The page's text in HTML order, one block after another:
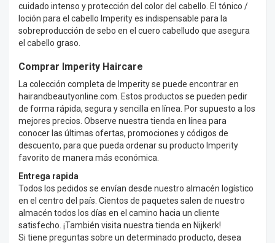
cuidado intenso y protección del color del cabello. El tónico /
loción para el cabello Imperity es indispensable para la
sobreproducción de sebo en el cuero cabelludo que asegura
el cabello graso.
Comprar Imperity Haircare
La colección completa de Imperity se puede encontrar en
hairandbeautyonline.com. Estos productos se pueden pedir
de forma rápida, segura y sencilla en línea. Por supuesto a los
mejores precios. Observe nuestra tienda en línea para
conocer las últimas ofertas, promociones y códigos de
descuento, para que pueda ordenar su producto Imperity
favorito de manera más económica.
Entrega rapida
Todos los pedidos se envían desde nuestro almacén logístico
en el centro del país. Cientos de paquetes salen de nuestro
almacén todos los días en el camino hacia un cliente
satisfecho. ¡También visita nuestra tienda en Nijkerk!
Si tiene preguntas sobre un determinado producto, desea